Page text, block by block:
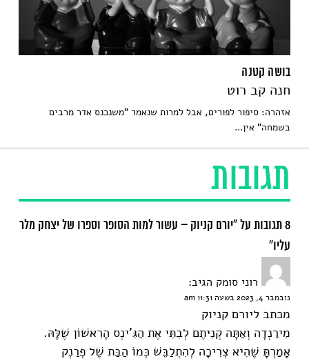
תגובות
8 תגובות על “יורם קניוק – עשור למות הסופר וספרו של יצחק מלר
עליו”
רוני סומק הגיב:
נובמבר 4, 2023 בשעה 11:31 am
מכתב ליורם קניוק
מִירַנְדָה וְאַתָּה קְנִיתֶם לְבִתִּי אֶת הַגִּ'ינְס הָרִאשׁוֹן שֶׁלָּהּ.
אָמַרְתָּ שֶׁהִיא צְרִיכָה לְהִתְלַבֵּשׁ כְּמוֹ הַבַּת שֶׁל פְרַנְק
בושה קטנה
חנה קב רוט
אזהרה: סיפור לפורים, אבל למרות שנאמר "משנכנס אדר מרבים
בשמחה" אין...